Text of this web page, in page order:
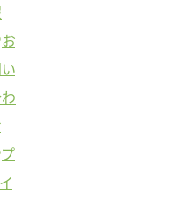
お
プ